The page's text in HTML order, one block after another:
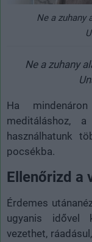
Ne a zuhany
Ne a zuhany
Ha
meditáláshoz,
használhatunk
pocsékba.
Ellenőrizd a
Érdemes
ugyanis idővel
vezethet,